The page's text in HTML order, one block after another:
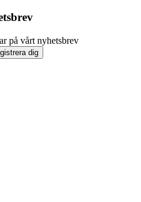
på vårt nyhetsbrev
dig